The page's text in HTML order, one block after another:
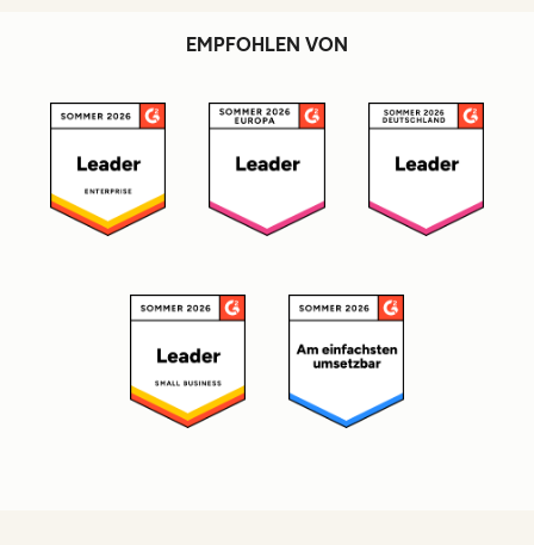
EMPFOHLEN VON